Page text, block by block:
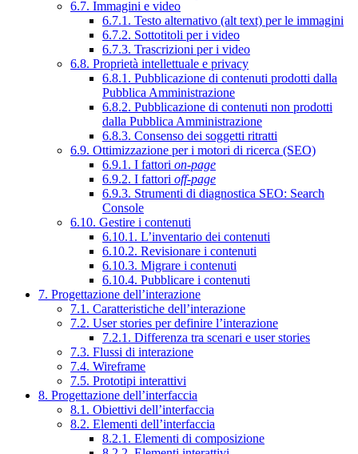
6.7. Immagini e video
6.7.1. Testo alternativo (alt text) per le immagini
6.7.2. Sottotitoli per i video
6.7.3. Trascrizioni per i video
6.8. Proprietà intellettuale e privacy
6.8.1. Pubblicazione di contenuti prodotti dalla
Pubblica Amministrazione
6.8.2. Pubblicazione di contenuti non prodotti
dalla Pubblica Amministrazione
6.8.3. Consenso dei soggetti ritratti
6.9. Ottimizzazione per i motori di ricerca (SEO)
6.9.1. I fattori on-page
6.9.2. I fattori off-page
6.9.3. Strumenti di diagnostica SEO: Search
Console
6.10. Gestire i contenuti
6.10.1. L’inventario dei contenuti
6.10.2. Revisionare i contenuti
6.10.3. Migrare i contenuti
6.10.4. Pubblicare i contenuti
7. Progettazione dell’interazione
7.1. Caratteristiche dell’interazione
7.2. User stories per definire l’interazione
7.2.1. Differenza tra scenari e user stories
7.3. Flussi di interazione
7.4. Wireframe
7.5. Prototipi interattivi
8. Progettazione dell’interfaccia
8.1. Obiettivi dell’interfaccia
8.2. Elementi dell’interfaccia
8.2.1. Elementi di composizione